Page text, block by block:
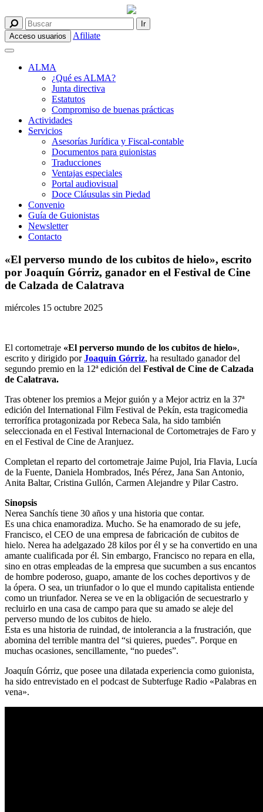
Acceso usuarios Afiliate
ALMA
¿Qué es ALMA?
Junta directiva
Estatutos
Compromiso de buenas prácticas
Actividades
Servicios
Asesorías Jurídica y Fiscal-contable
Documentos para guionistas
Traducciones
Ventajas especiales
Portal audiovisual
Doce Cláusulas sin Piedad
Convenio
Guía de Guionistas
Newsletter
Contacto
«El perverso mundo de los cubitos de hielo», escrito
por Joaquín Górriz, ganador en el Festival de Cine
de Calzada de Calatrava
miércoles 15 octubre 2025
El cortometraje «El perverso mundo de los cubitos de hielo»,
escrito y dirigido porJoaquín Górriz, ha resultado ganador del
segundo premio en la 12ª edición del Festival de Cine de Calzada
de Calatrava.
Tras obtener los premios a Mejor guión y a Mejor actriz en la 37ª
edición del International Film Festival de Pekín, esta tragicomedia
terrorífica protagonizada por Rebeca Sala, ha sido también
seleccionada en el Festival Internacional de Cortometrajes de Faro y
en el Festival de Cine de Aranjuez.
Completan el reparto del cortometraje Jaime Pujol, Iria Flavia, Lucía
de la Fuente, Daniela Hombrados, Inés Pérez, Jana San Antonio,
Anita Baltar, Cristina Gullón, Carmen Alejandre y Pilar Castro.
Sinopsis
Nerea Sanchís tiene 30 años y una historia que contar.
Es una chica enamoradiza. Mucho. Se ha enamorado de su jefe,
Francisco, el CEO de una empresa de fabricación de cubitos de
hielo. Nerea ha adelgazado 28 kilos por él y se ha convertido en una
amante cualificada por él. Sin embargo, Francisco no repara en ella,
sino en otras empleadas de la empresa que sucumben a sus encantos
de hombre poderoso, guapo, amante de los coches deportivos y de
la ópera. O sea, un triunfador o lo que el mundo capitalista entiende
como un triunfador. Nerea se ve en la obligación de secuestrarlo y
recluirlo en una casa de campo para que su amado se aleje del
perverso mundo de los cubitos de hielo.
Esta es una historia de ruindad, de intolerancia a la frustración, que
abomina del terrible mantra del “si quieres, puedes”. Porque en
muchas ocasiones, sencillamente, “no puedes”.
Joaquín Górriz, que posee una dilatada experiencia como guionista,
ha sido entrevistado en el podcast de Subterfuge Radio «Palabras en
vena».